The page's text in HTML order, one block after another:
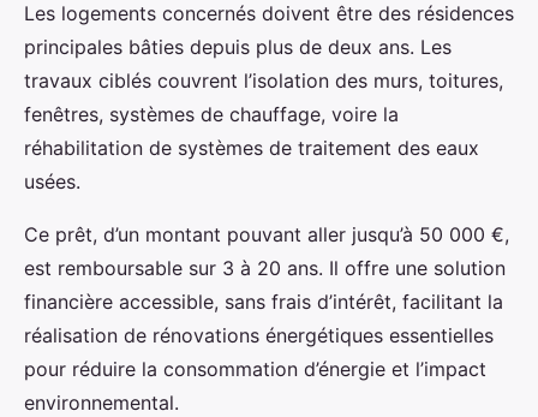
Les logements concernés doivent être des résidences
principales bâties depuis plus de deux ans. Les
travaux ciblés couvrent l’isolation des murs, toitures,
fenêtres, systèmes de chauffage, voire la
réhabilitation de systèmes de traitement des eaux
usées.
Ce prêt, d’un montant pouvant aller jusqu’à 50 000 €,
est remboursable sur 3 à 20 ans. Il offre une solution
financière accessible, sans frais d’intérêt, facilitant la
réalisation de rénovations énergétiques essentielles
pour réduire la consommation d’énergie et l’impact
environnemental.